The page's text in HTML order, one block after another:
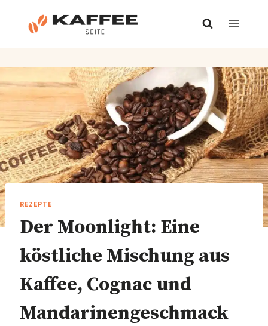
REZEPTE
Der Moonlight: Eine
köstliche Mischung aus
Kaffee, Cognac und
Mandarinengeschmack